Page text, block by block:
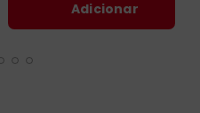
Adicionar